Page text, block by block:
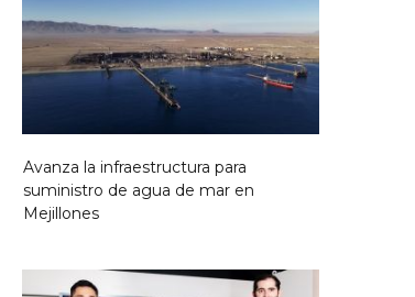
Avanza la infraestructura para
suministro de agua de mar en
Mejillones